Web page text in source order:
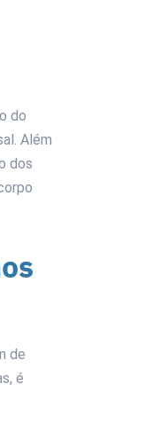
do
Além
dos
de
é